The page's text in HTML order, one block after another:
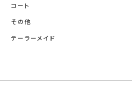
コート
その他
テーラーメイド